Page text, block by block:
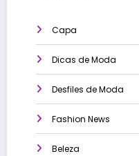
Capa
Dicas de Moda
Desfiles de Moda
Fashion News
Beleza